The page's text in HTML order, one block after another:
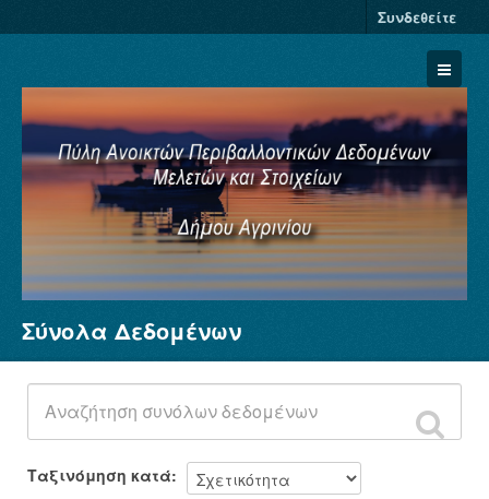
Συνδεθείτε
Σύνολα Δεδομένων
Φορείς
Ομάδες
Σχετικά
Σύνολα Δεδομένων
Ταξινόμηση κατά